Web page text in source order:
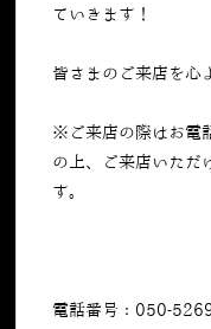
ていきます！
皆さまのご来店を心
※ご来店の際はお電
の上、ご来店いただ
す。
電話番号：050-